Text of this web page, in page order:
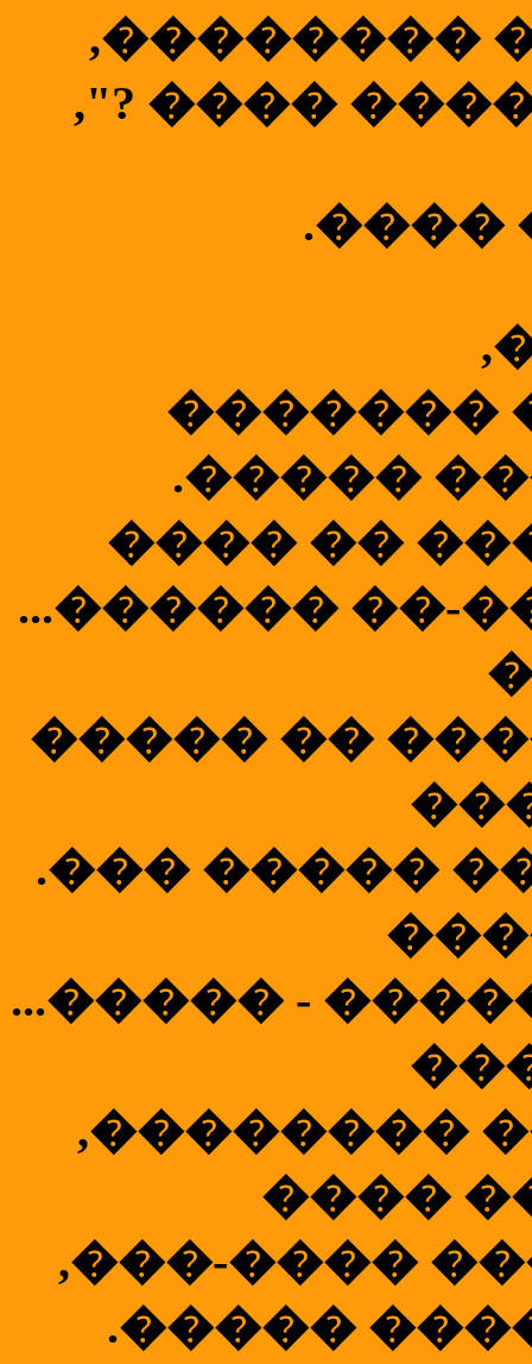
,��������
,"? ����
.����
�������
.�����
���� ��
...������ ��-
����� ��
.��� �����
...����� -
,��������
����
,���-����
.�����